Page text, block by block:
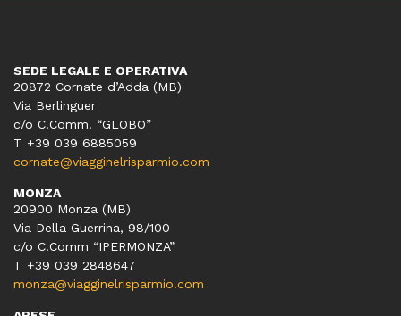
SEDE LEGALE E OPERATIVA
20872 Cornate d’Adda (MB)
Via Berlinguer
c/o C.Comm. “GLOBO”
T +39 039 6885059
cornate@viagginelrisparmio.com
MONZA
20900 Monza (MB)
Via Della Guerrina, 98/100
c/o C.Comm “IPERMONZA”
T +39 039 2848647
monza@viagginelrisparmio.com